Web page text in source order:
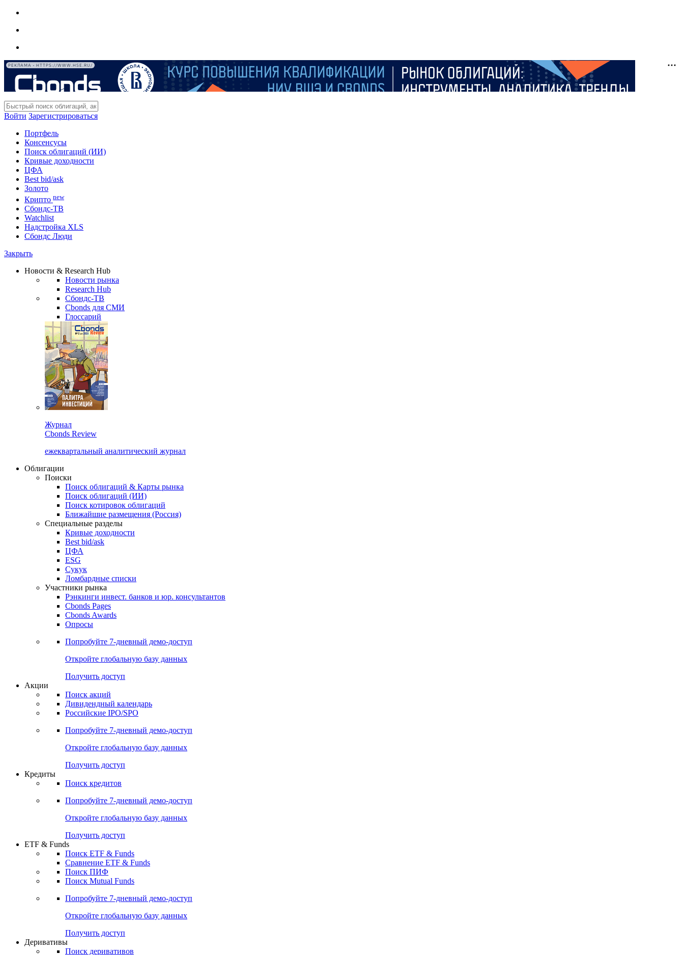
РЕКЛАМА • HTTPS://WWW.HSE.RU/
Войти Зарегистрироваться
Портфель
Консенсусы
Поиск облигаций (ИИ)
Кривые доходности
ЦФА
Best bid/ask
Золото
Крипто new
Сбондс-ТВ
Watchlist
Надстройка XLS
Сбондс Люди
Закрыть
Новости & Research Hub
Новости рынка
Research Hub
Сбондс-ТВ
Cbonds для СМИ
Глоссарий
Журнал
Cbonds Review
ежеквартальный аналитический журнал
Облигации
Поиски
Поиск облигаций & Карты рынка
Поиск облигаций (ИИ)
Поиск котировок облигаций
Ближайшие размещения (Россия)
Специальные разделы
Кривые доходности
Best bid/ask
ЦФА
ESG
Сукук
Ломбардные списки
Участники рынка
Рэнкинги инвест. банков и юр. консультантов
Cbonds Pages
Cbonds Awards
Опросы
Попробуйте 7-дневный демо-доступ
Откройте глобальную базу данных
Получить доступ
Акции
Поиск акций
Дивидендный календарь
Российские IPO/SPO
Попробуйте 7-дневный демо-доступ
Откройте глобальную базу данных
Получить доступ
Кредиты
Поиск кредитов
Попробуйте 7-дневный демо-доступ
Откройте глобальную базу данных
Получить доступ
ETF & Funds
Поиск ETF & Funds
Сравнение ETF & Funds
Поиск ПИФ
Поиск Mutual Funds
Попробуйте 7-дневный демо-доступ
Откройте глобальную базу данных
Получить доступ
Деривативы
Поиск деривативов